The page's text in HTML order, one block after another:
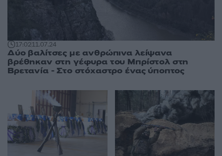
17:0211.07.24
Δύο βαλίτσες με ανθρώπινα λείψανα
βρέθηκαν στη γέφυρα του Μπρίστολ στη
Βρετανία - Στο στόχαστρο ένας ύποπτος